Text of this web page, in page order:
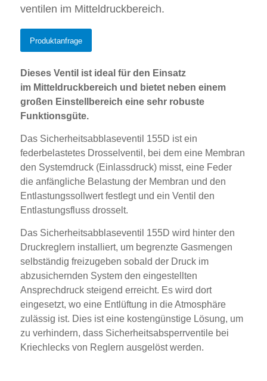
ventilen im Mitteldruck­bereich.
Produktanfrage
Dieses Ventil ist ideal für den Einsatz
im Mitteldruckbereich und bietet neben einem
großen Einstellbereich eine sehr robuste
Funktionsgüte.
Das Sicherheitsabblaseventil 155D ist ein
federbelastetes Drosselventil, bei dem eine Membran
den Systemdruck (Einlassdruck) misst, eine Feder
die anfängliche Belastung der Membran und den
Entlastungssollwert festlegt und ein Ventil den
Entlastungsfluss drosselt.
Das Sicherheitsabblaseventil 155D wird hinter den
Druckreglern installiert, um begrenzte Gasmengen
selbständig freizugeben sobald der Druck im
abzusichernden System den eingestellten
Ansprechdruck steigend erreicht. Es wird dort
eingesetzt, wo eine Entlüftung in die Atmosphäre
zulässig ist. Dies ist eine kostengünstige Lösung, um
zu verhindern, dass Sicherheitsabsperrventile bei
Kriechlecks von Reglern ausgelöst werden.